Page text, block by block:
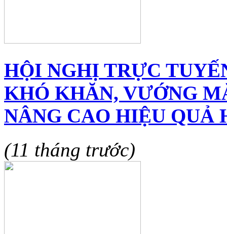
HỘI NGHỊ TRỰC
KHÓ KHĂN, VƯỚNG
NÂNG CAO HIỆU QUẢ
(11 tháng trước)